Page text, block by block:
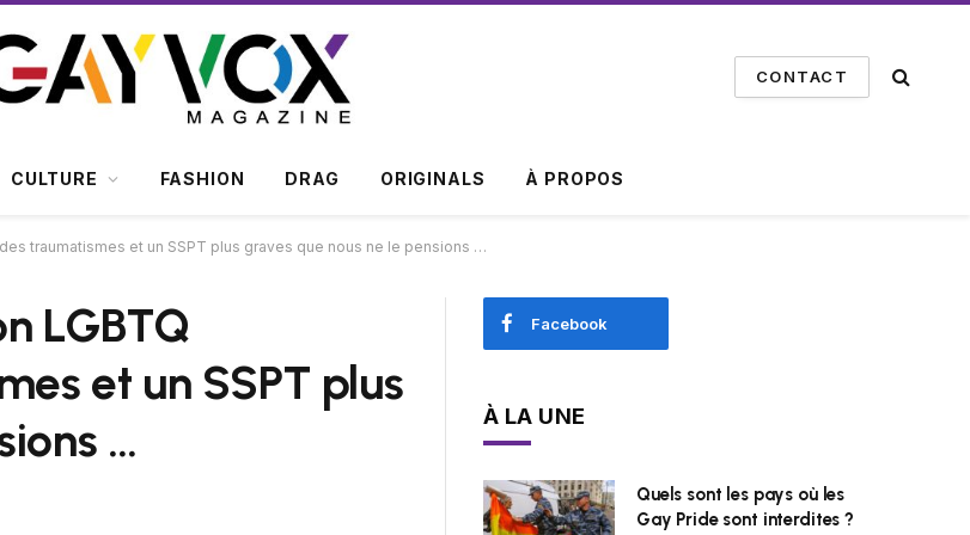
CONTACT
CULTURE FASHION DRAG ORIGINALS À PROPOS
traumatismes et un SSPT plus graves que nous ne le pensions …
LGBTQ
et un SSPT plus
…
Facebook
À LA UNE
Quels sont les pays où les
Gay Pride sont interdites ?